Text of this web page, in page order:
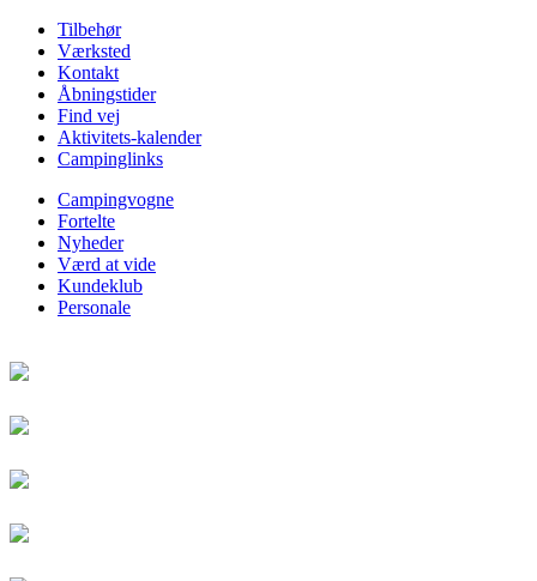
Tilbehør
Værksted
Kontakt
Åbningstider
Find vej
Aktivitets-kalender
Campinglinks
Campingvogne
Fortelte
Nyheder
Værd at vide
Kundeklub
Personale